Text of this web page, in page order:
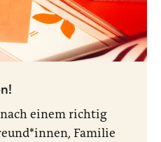
einem richtig
Familie